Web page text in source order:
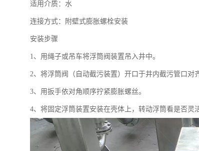
适用介质：水
连接方式：附壁式膨胀螺栓安装
安装步骤
1、用绳子或吊车将浮筒阀装置吊入井中。
2、将浮筒阀（自动截污装置）开口于井内截污管口对
3、用扳手依对角顺序拧紧膨胀螺丝。
4、将固定浮筒装置安装在壳体上，转动浮筒看是否灵